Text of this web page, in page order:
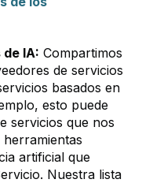
IA: Compartimos
de servicios
basados en
esto puede
servicios que nos
artificial que
Nuestra lista